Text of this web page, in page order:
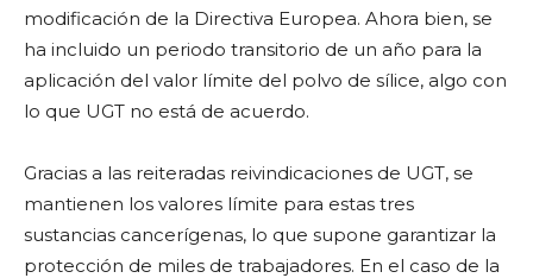
modificación de la Directiva Europea. Ahora bien, se
ha incluido un periodo transitorio de un año para la
aplicación del valor límite del polvo de sílice, algo con
lo que UGT no está de acuerdo.
Gracias a las reiteradas reivindicaciones de UGT, se
mantienen los valores límite para estas tres
sustancias cancerígenas, lo que supone garantizar la
protección de miles de trabajadores. En el caso de la